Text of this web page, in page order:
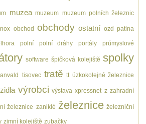
muzea muzeum muzeum polních železnic
obchod obchody ostatní ozd patina
polní polní dráhy portály průmyslové
software špičková kolejiště spolky
tisovec tratě tt úzkokolejné železnice
výrobci výstava xpressnet z zahradní
železnice zaniklé železnice železniční
zimní kolejiště zubačky